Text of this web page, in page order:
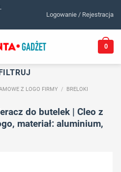
Logowanie / Rejestracja
0
Z LOGO FIRMY /
BRELOKI
do butelek | Cleo z
materiał: aluminium,